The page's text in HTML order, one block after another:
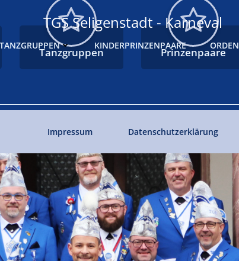
TGS Seligenstadt - Karneval
TANZGRUPPEN KINDERPRINZENPAARE ORDEN
Tanzgruppen Prinzenpaare
Impressum Datenschutzerklärung